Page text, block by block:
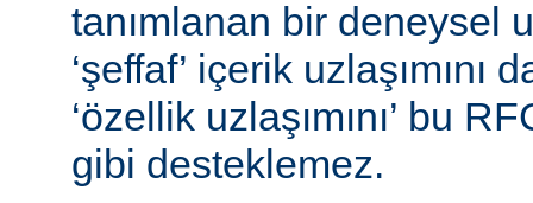
tanımlanan bir deneysel
‘şeffaf’ içerik uzlaşımını
‘özellik uzlaşımını’ bu
gibi desteklemez.